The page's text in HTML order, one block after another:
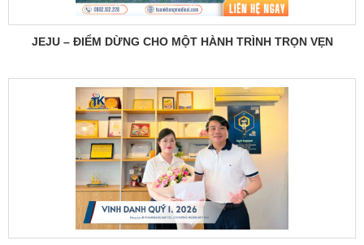
JEJU – ĐIỂM DỪNG CHO MỘT HÀNH TRÌNH TRỌN VẸN